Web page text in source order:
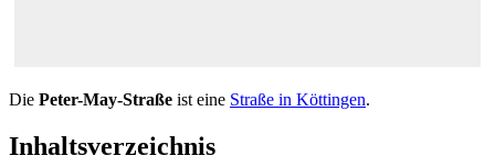
Die Peter-May-Straße ist eine Straße in Köttingen.
Inhaltsverzeichnis